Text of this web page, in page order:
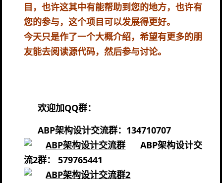
目，也许这其中有能帮助到您的地方，也许有
您的参与，这个项目可以发展得更好。
今天只是作了一个大概介绍，希望有更多的朋
友能去阅读源代码，然后参与讨论。
欢迎加QQ群：
ABP架构设计交流群：134710707
ABP架构设计交
流2群： 579765441